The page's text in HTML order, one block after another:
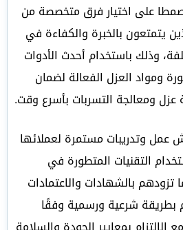
على اختيار فرق متخصصة من
يتمتعون بالخبرة والكفاءة في
وذلك باستخدام أحدث الأدوات
ومواد العزل الفعالة لضمان
ومعالجة التسربات بأسرع وقت.
عمل وتدريبات مستمرة لعملائها
التقنيات المتطورة في
بالشهادات والاعتمادات
بطريقة شرعية ورسمية وفقًا